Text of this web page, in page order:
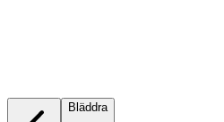
Bläddra